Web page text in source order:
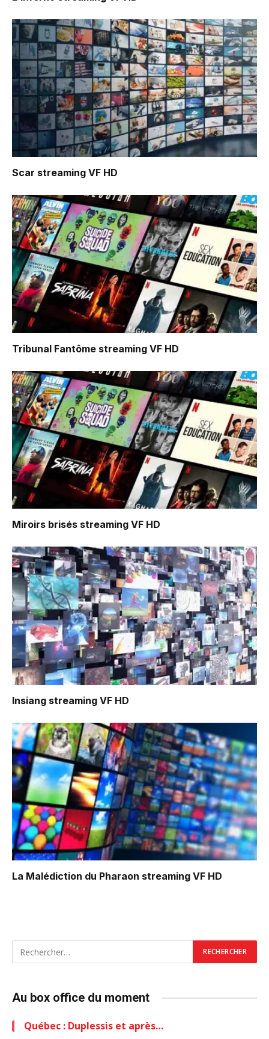
Scar streaming VF HD
Tribunal Fantôme streaming VF HD
Miroirs brisés streaming VF HD
Insiang streaming VF HD
La Malédiction du Pharaon streaming VF HD
Au box office du moment
Québec : Duplessis et après…